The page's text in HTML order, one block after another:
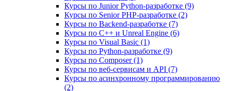
Курсы по Junior Python-разработке (9)
Курсы по Senior PHP-разработке (2)
Курсы по Backend‑разработке (7)
Курсы по C++ и Unreal Engine (6)
Курсы по Visual Basic (1)
Курсы по Python-разработке (9)
Курсы по Composer (1)
Курсы по веб‑сервисам и API (7)
Курсы по асинхронному программированию
(2)